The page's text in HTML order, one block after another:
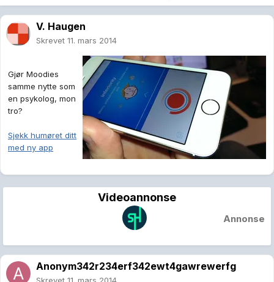
V. Haugen
Skrevet 11. mars 2014
Gjør Moodies
samme nytte som
en psykolog, mon
tro?
Sjekk humøret ditt
med ny app
Videoannonse
Annonse
Anonym342r234erf342ewt4gawrewerfg